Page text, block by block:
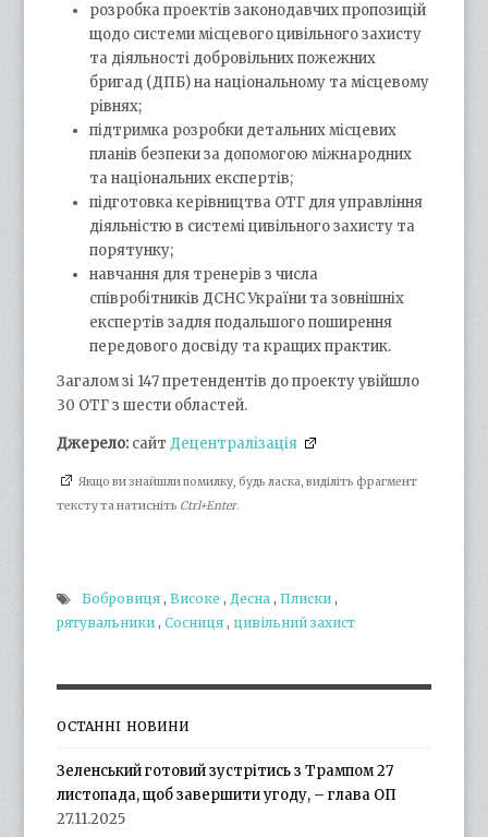
розробка проектів законодавчих пропозицій
щодо системи місцевого цивільного захисту
та діяльності добровільних пожежних
бригад (ДПБ) на національному та місцевому
рівнях;
підтримка розробки детальних місцевих
планів безпеки за допомогою міжнародних
та національних експертів;
підготовка керівництва ОТГ для управління
діяльністю в системі цивільного захисту та
порятунку;
навчання для тренерів з числа
співробітників ДСНС України та зовнішніх
експертів задля подальшого поширення
передового досвіду та кращих практик.
Загалом зі 147 претендентів до проекту увійшло
30 ОТГ з шести областей.
Джерело: сайтДецентралізація
Якщо ви знайшли помилку, будь ласка, виділіть фрагмент
тексту та натисніть Ctrl+Enter.
Бобровиця ,Високе , Десна ,Плиски ,
рятувальники ,Сосниця , цивільний захист
ОСТАННІ НОВИНИ
Зеленський готовий зустрітись з Трампом 27
листопада, щоб завершити угоду, – глава ОП
27.11.2025